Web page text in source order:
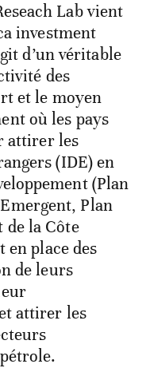
Lab vient
investment
d’un véritable
des
et le moyen
où les pays
attirer les
(IDE) en
(Plan
Plan
de la Côte
en place des
de leurs
attirer les